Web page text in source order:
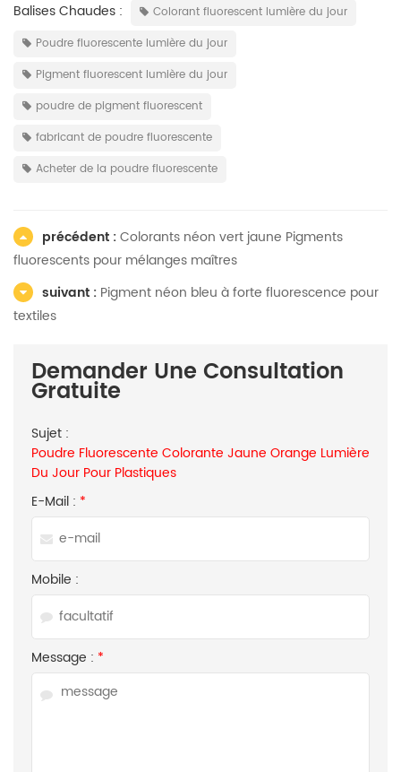
Balises Chaudes :
Colorant fluorescent lumière du jour
Poudre fluorescente lumière du jour
Pigment fluorescent lumière du jour
poudre de pigment fluorescent
fabricant de poudre fluorescente
Acheter de la poudre fluorescente
précédent :Colorants néon vert jaune Pigments
fluorescents pour mélanges maîtres
suivant : Pigment néon bleu à forte fluorescence pour
textiles
Demander Une Consultation
Gratuite
Sujet :
Poudre Fluorescente Colorante Jaune Orange Lumière
Du Jour Pour Plastiques
E-Mail : *
Mobile :
Message : *